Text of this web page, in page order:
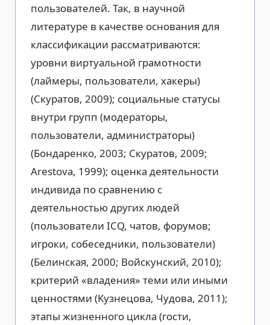
пользователей. Так, в научной
литературе в качестве основания для
классификации рассматриваются:
уровни виртуальной грамотности
(лаймеры, пользователи, хакеры)
(Скуратов, 2009); социальные статусы
внутри групп (модераторы,
пользователи, администраторы)
(Бондаренко, 2003; Скуратов, 2009;
Arestova, 1999); оценка деятельности
индивида по сравнению с
деятельностью других людей
(пользователи ICQ, чатов, форумов;
игроки, собеседники, пользователи)
(Белинская, 2000; Войскунский, 2010);
критерий «владения» теми или иными
ценностями (Кузнецова, Чудова, 2011);
этапы жизненного цикла (гости,